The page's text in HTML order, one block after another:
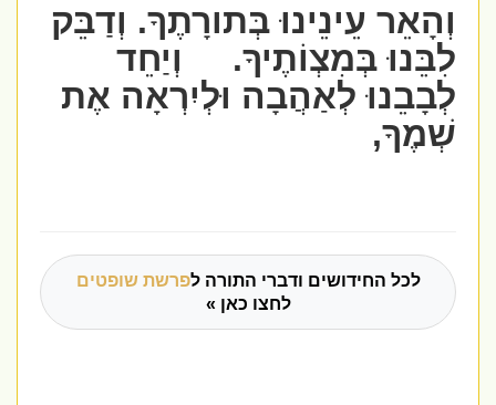
וְהָאֵר עֵינֵינוּ בְּתורָתֶךָ. וְדַבֵּק
לִבֵּנוּ בְּמִצְוֹתֶיךָ.
וְיַחֵד
לְבָבֵנוּ לְאַהֲבָה וּלְיִרְאָה אֶת
שְׁמֶךָ,
לכל החידושים ודברי התורה לפרשת שופטים
לחצו כאן »